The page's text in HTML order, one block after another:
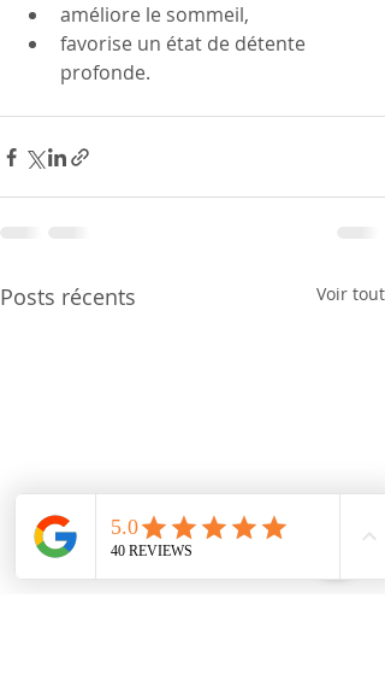
améliore le sommeil,
favorise un état de détente
profonde.
Posts récents Voir tout